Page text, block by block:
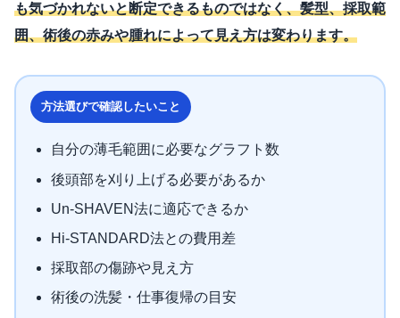
も気づかれないと断定できるものではなく、髪型、採取範
囲、術後の赤みや腫れによって見え方は変わります。
方法選びで確認したいこと
自分の薄毛範囲に必要なグラフト数
後頭部を刈り上げる必要があるか
Un-SHAVEN法に適応できるか
Hi-STANDARD法との費用差
採取部の傷跡や見え方
術後の洗髪・仕事復帰の目安